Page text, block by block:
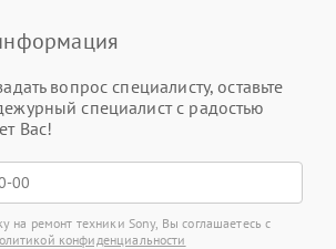
вопрос специалисту, оставьте
специалист с радостью
Вас!
на ремонт техники Sony, Вы соглашаетесь с
конфиденциальности